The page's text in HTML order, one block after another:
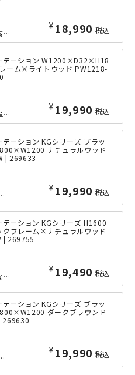
¥ 18,990 税込
人気の木目調パーテーションの高さ1800mmシリーズに、待望のブラックフレームタ...
テーション W1200×D32×H18
ーム×ライトウッド PW1218-
¥ 19,990 税込
レイアウトも自由自在で組立簡単な人気の木目調パーテーション高さ1800mmシリー...
ーション KGシリーズ ブラッ
ナチュラルウッド
| 269633
¥ 19,990 税込
目調パネルを、選べる木目タイプも豊富に...
テーション KGシリーズ H1600
フレーム×ナチュラルウッド
| 269755
¥ 19,490 税込
開放感のある空間づくりに最適な、高さ1600mmのラダーパーテーションです。木目...
ーション KGシリーズ ブラッ
ダークブラウン P
269630
¥ 19,990 税込
目調パネルを、選べる木目タイプも豊富に...